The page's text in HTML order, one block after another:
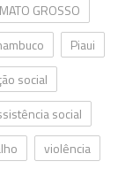
MATO GROSSO
Piaui
social
social
violência